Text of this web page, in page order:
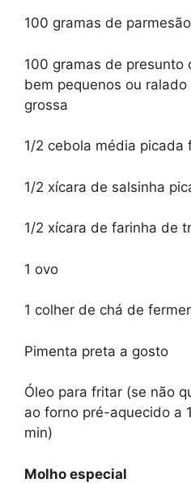
100 gramas de
100 gramas de presunto
bem pequenos ou
grossa
1/2 cebola média picada
1/2 xícara de salsinha
1/2 xícara de farinha de
1 ovo
1 colher de chá de
Pimenta preta a gosto
Óleo para fritar (se não
ao forno pré-aquecido a
min)
Molho especial